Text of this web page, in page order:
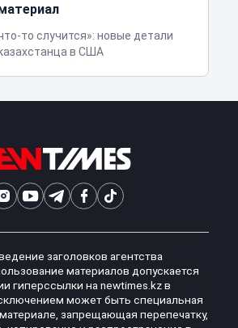
то случится»: новые детали
в США
заголовков агентства
материалов допускается
гиперссылки на newtimes.kz в
может быть специальная
запрещающая перепечатку,